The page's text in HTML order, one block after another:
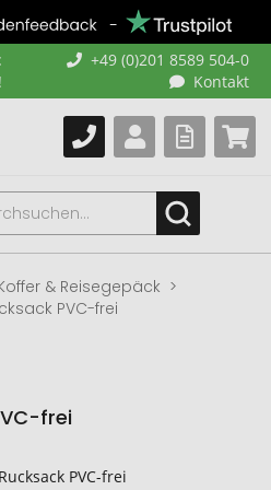
+49 (0)201 8589 504-0
Kontakt
& Reisegepäck
PVC-frei
frei